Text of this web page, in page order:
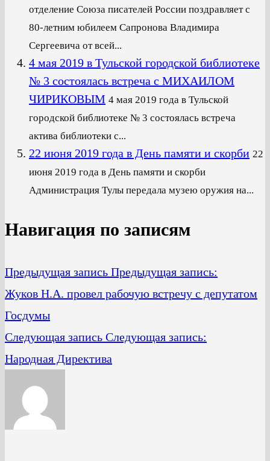
отделение Союза писателей России поздравляет с
80-летним юбилеем Сапронова Владимира
Сергеевича от всей...
4 мая 2019 в Тульской городской библиотеке
№ 3 состоялась встреча с МИХАИЛОМ
ЧИРИКОВЫМ 4 мая 2019 года в Тульской
городской библиотеке № 3 состоялась встреча
актива библиотеки с...
22 июня 2019 года в День памяти и скорби 22
июня 2019 года в День памяти и скорби
Администрация Тулы передала музею оружия на...
Навигация по записям
Предыдущая запись Предыдущая запись:
Жуков Н.А. провел рабочую встречу с депутатом
Госдумы
Следующая запись Следующая запись:
Народная Директива